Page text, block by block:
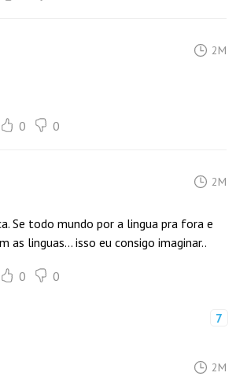
2M
0 0
2M
Se todo mundo por a lingua pra fora e
as linguas... isso eu consigo imaginar..
0 0
7
2M